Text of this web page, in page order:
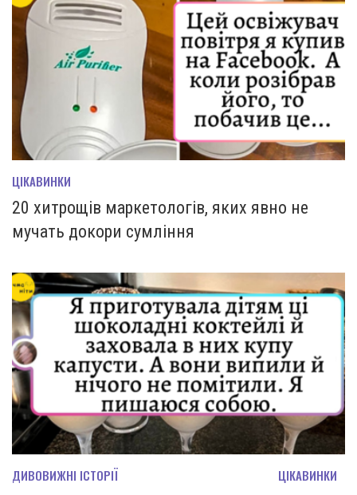
ЦІКАВИНКИ
20 хитрощів маркетологів, яких явно не
мучать докори сумління
ДИВОВИЖНІ ІСТОРІЇ ЦІКАВИНКИ